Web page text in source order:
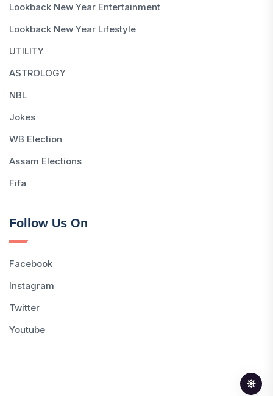
Lookback New Year Entertainment
Lookback New Year Lifestyle
UTILITY
ASTROLOGY
NBL
Jokes
WB Election
Assam Elections
Fifa
Follow Us On
Facebook
Instagram
Twitter
Youtube